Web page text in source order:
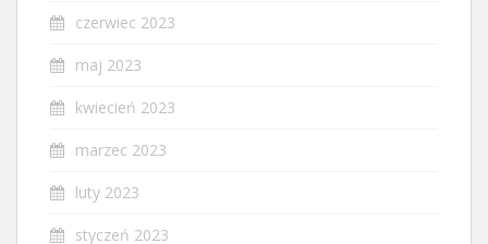
czerwiec 2023
maj 2023
kwiecień 2023
marzec 2023
luty 2023
styczeń 2023